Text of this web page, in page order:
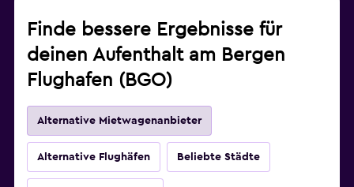
Finde bessere Ergebnisse für
deinen Aufenthalt am Bergen
Flughafen (BGO)
Alternative Mietwagenanbieter
Alternative Flughäfen Beliebte Städte